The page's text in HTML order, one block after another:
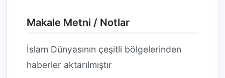
Makale Metni / Notlar
İslam Dünyasının çeşitli bölgelerinden
haberler aktarılmıştır